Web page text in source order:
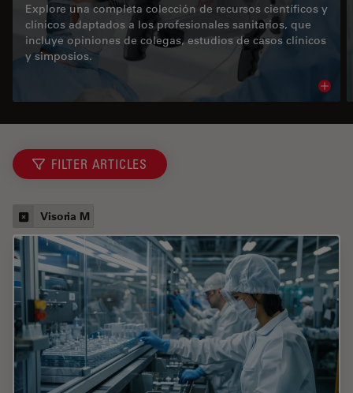
Explore una completa colección de recursos científicos y
clínicos adaptados a los profesionales sanitarios, que
incluye opiniones de colegas, estudios de casos clínicos
y simposios.
FILTER ARTICLES
Visoria M